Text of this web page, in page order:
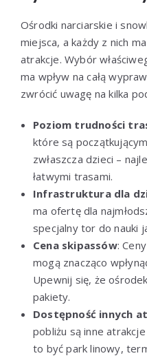
Ośrodki narciarskie i
miejsca, a każdy z nich
atrakcje. Wybór
ma wpływ na całą
zwrócić uwagę na kilka
Poziom trudności
które są
zwłaszcza dzieci –
łatwymi trasami.
Infrastruktura dla
ma ofertę dla
specjalny tor do nauki
Cena skipassów:
mogą znacząco
Upewnij się, że
pakiety.
Dostępność innych
pobliżu są inne
to być park linowy,